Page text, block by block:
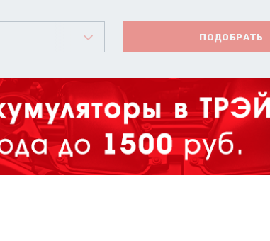
ПОДОБРАТЬ